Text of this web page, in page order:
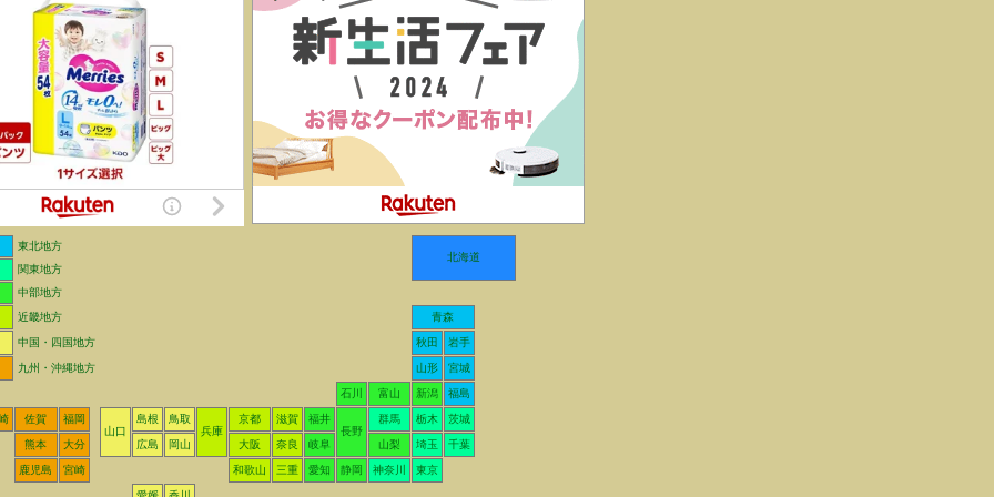
東北地方
北海道
関東地方
中部地方
近畿地方
青森
中国・四国地方 秋田 岩手
九州・沖縄地方 山形 宮城
石川 富山 新潟 福島
佐賀
福岡
山口
島根
鳥取
兵庫
京都 滋賀
福井
長野
群馬 栃木 茨城
熊本 大分 広島 岡山 大阪 奈良 岐阜 山梨 埼玉 千葉
鹿児島 宮崎 和歌山 三重 愛知 静岡 神奈川 東京